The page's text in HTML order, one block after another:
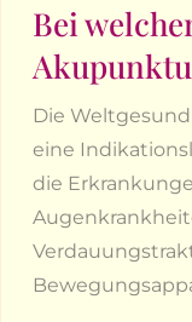
Bei
Die
eine
die